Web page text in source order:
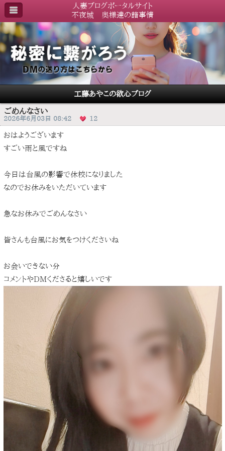
人妻ブログポータルサイト
不夜城 奥様達の諸事情
工藤あやこの欲心ブログ
ごめんなさい
2026年6月03日 08:42 12
おはようございます
すごい雨と風ですね
今日は台風の影響で休校になりました
なのでお休みをいただいています
急なお休みでごめんなさい
皆さんも台風にお気をつけくださいね
お会いできない分
コメントやDMくださると嬉しいです